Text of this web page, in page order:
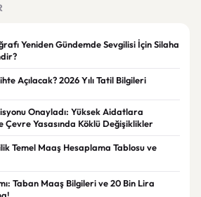
Yeniden Gündemde Sevgilisi İçin Silaha
Açılacak? 2026 Yılı Tatil Bilgileri
Onayladı: Yüksek Aidatlara
Çevre Yasasında Köklü Değişiklikler
Temel Maaş Hesaplama Tablosu ve
Taban Maaş Bilgileri ve 20 Bin Lira